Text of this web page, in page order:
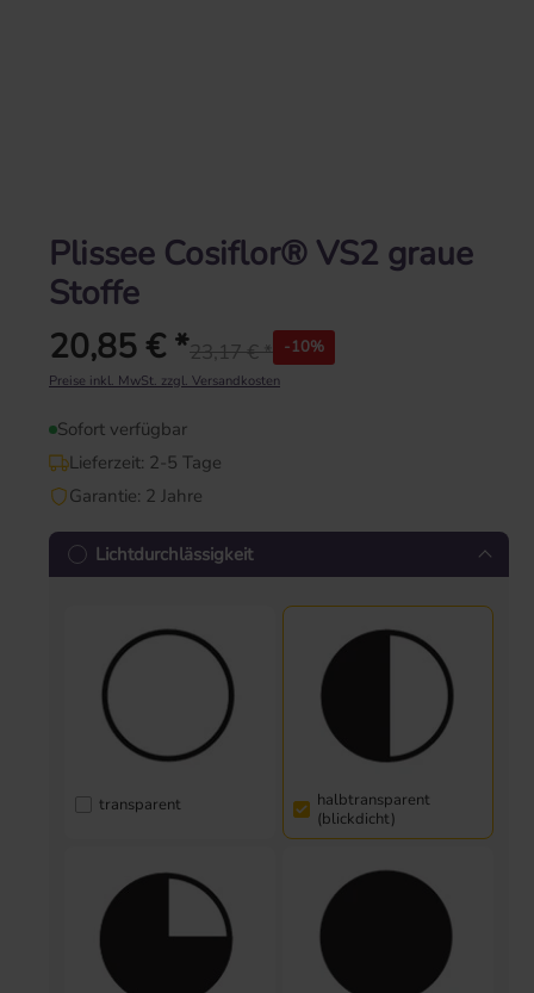
Plissee Cosiflor® VS2 graue
Stoffe
Regulärer Preis:
20,85 € *23,17 € * -10%
Preise inkl. MwSt. zzgl. Versandkosten
Sofort verfügbar
Lieferzeit: 2-5 Tage
Garantie: 2 Jahre
Lichtdurchlässigkeit
transparent
halbtransparent
(blickdicht)